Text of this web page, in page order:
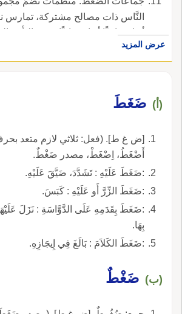
النَّاس ذات مصالح مشتركة، تمارس
أو اجتماعيًّا أو اقتصاديًّا بقصد التأثير
المباشر على سلطة اتِّخاذ القرار.عرض المزيد
(أ) ضَغَطَ
[ض غ ط]. (فعل: ثلاثي لازم متعد
أَضْغَطُ، اِضْغَطْ، مصدر ضَغْطٌ.
:ضَغَطَ عَلَيْهِ : تَشَدَّدَ، ضَيَّقَ عَلَيْهِ.
:ضَغَطَ الزِّرَّ أَو عَلَيْهِ : كَبَسَ.
:ضَغَطَ بِقَدَمِهِ عَلَى الدَّوَّاسَةِ : نَزَلَ
بِهَا.
:ضَغَطَ الكَلاَمَ : بَالَغَ فِي إِيجَازِهِ.
(ب) ضَغْطٌ